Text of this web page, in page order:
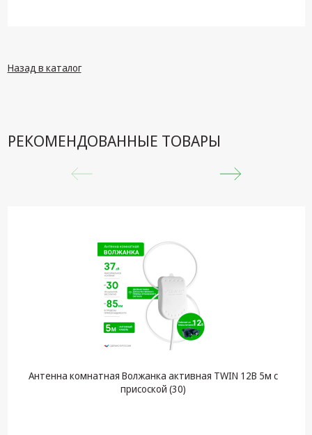
Назад в каталог
РЕКОМЕНДОВАННЫЕ ТОВАРЫ
Антенна комнатная Волжанка активная TWIN 12В 5м с
присоской (30)